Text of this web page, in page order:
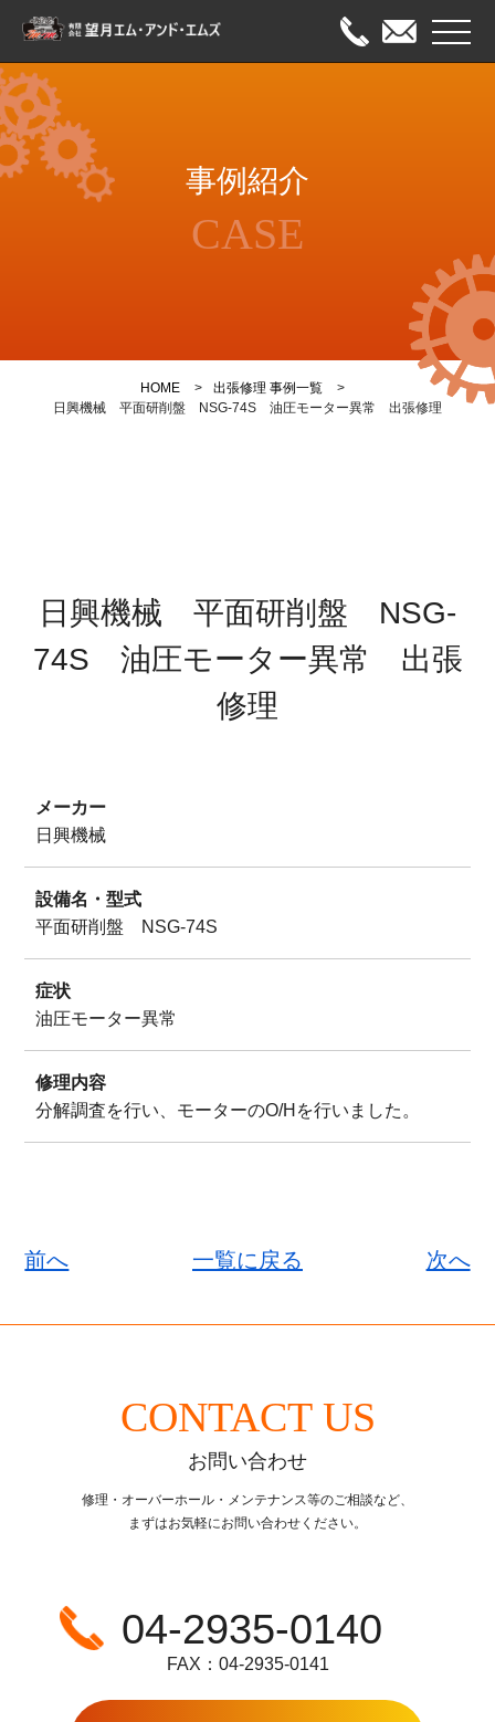
メニ
HOME
出張修理
オーバーホール
事例紹介
会社案内
事例紹介
CASE
HOME
出張修理 事例一覧
日興機械 平面研削盤 NSG-74S 油圧モーター異常 出張修理
日興機械 平面研削盤 NSG-
74S 油圧モーター異常 出張
修理
メーカー
日興機械
設備名・型式
平面研削盤 NSG-74S
症状
油圧モーター異常
修理内容
分解調査を行い、モーターのO/Hを行いました。
前へ 一覧に戻る 次へ
CONTACT US
お問い合わせ
修理・オーバーホール・メンテナンス等のご相談など、
まずはお気軽にお問い合わせください。
04-2935-0140
FAX：04-2935-0141